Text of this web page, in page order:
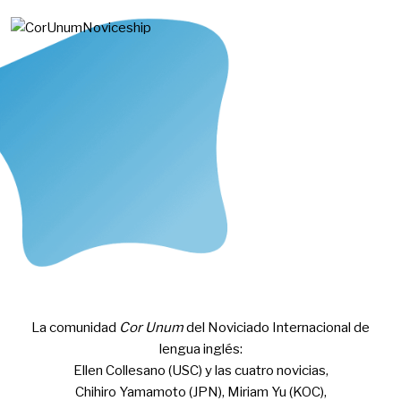
La comunidad Cor Unumdel Noviciado Internacional de
lengua inglés:
Ellen Collesano (USC) y las cuatro novicias,
Chihiro Yamamoto (JPN), Miriam Yu (KOC),